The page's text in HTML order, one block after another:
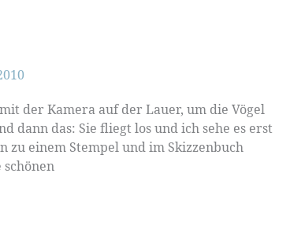
der Kamera auf der Lauer, um die Vögel
dann das: Sie fliegt los und ich sehe es erst
zu einem Stempel und im Skizzenbuch